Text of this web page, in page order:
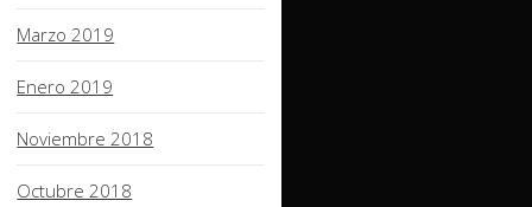
Marzo 2019
Enero 2019
Noviembre 2018
Octubre 2018